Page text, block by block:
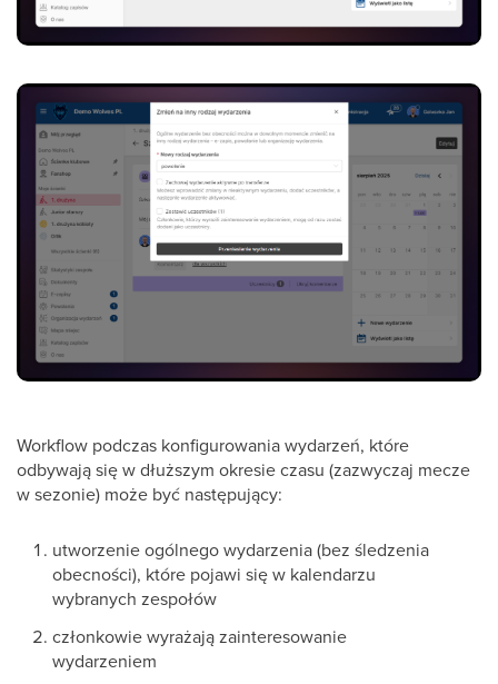
Workflow podczas konfigurowania wydarzeń, które
odbywają się w dłuższym okresie czasu (zazwyczaj mecze
w sezonie) może być następujący:
utworzenie ogólnego wydarzenia (bez śledzenia
obecności), które pojawi się w kalendarzu
wybranych zespołów
członkowie wyrażają zainteresowanie
wydarzeniem